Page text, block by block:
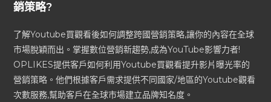
銷策略?
了解Youtube買觀看後如何調整跨國營銷策略,讓你的內容在全球
市場脫穎而出。掌握數位營銷新趨勢,成為YouTube影響力者!
OPLIKES提供客戶如何利用Youtube買觀看提升影片曝光率的
營銷策略。他們根據客戶需求提供不同國家/地區的Youtube觀看
次數服務,幫助客戶在全球市場建立品牌知名度。